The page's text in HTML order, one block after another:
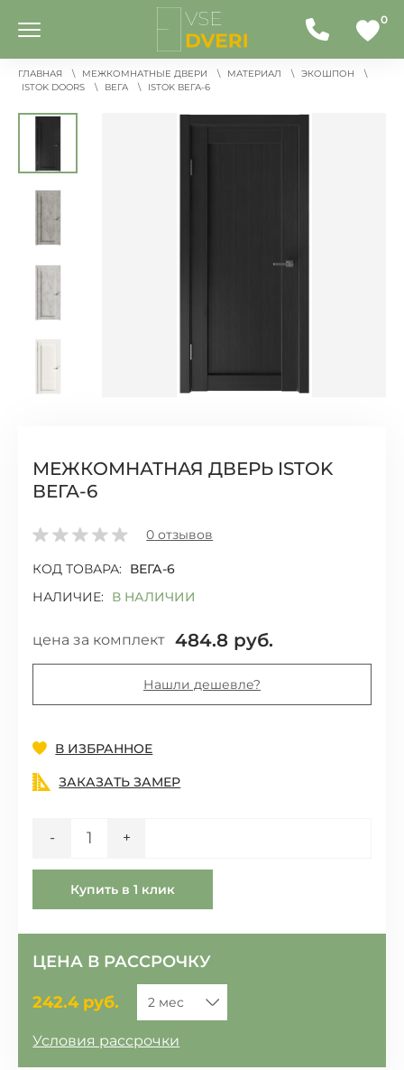
0
ГЛАВНАЯ МЕЖКОМНАТНЫЕ ДВЕРИ МАТЕРИАЛ
ЭКОШПОН
ISTOK DOORS
ВЕГА ISTOK ВЕГА-6
МЕЖКОМНАТНАЯ ДВЕРЬ ISTOK
ВЕГА-6
0 отзывов
КОД ТОВАРА:
ВЕГА-6
НАЛИЧИЕ:
В НАЛИЧИИ
цена за комплект 484.8 руб.
Нашли дешевле?
Добавить
В ИЗБРАННОЕ
ЗАКАЗАТЬ ЗАМЕР
- +
Купить в 1 клик
ЦЕНА В РАССРОЧКУ
242.4руб.
Условия рассрочки